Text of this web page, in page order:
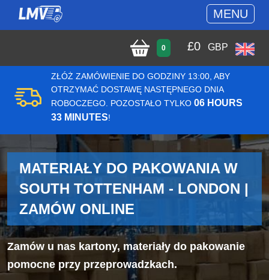
MENU
0 £0 GBP
ZŁÓŻ ZAMÓWIENIE DO GODZINY 13:00, ABY
OTRZYMAĆ DOSTAWĘ NASTĘPNEGO DNIA
ROBOCZEGO. POZOSTAŁO TYLKO 06 HOURS
33 MINUTES!
MATERIAŁY DO PAKOWANIA W
SOUTH TOTTENHAM - LONDON |
ZAMÓW ONLINE
Zamów u nas kartony, materiały do pakowanie
pomocne przy przeprowadzkach.